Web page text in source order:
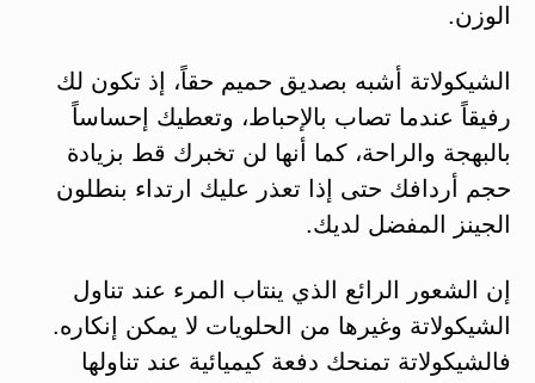
الوزن.
الشيكولاتة أشبه بصديق حميم حقاً، إذ تكون لك
رفيقاً عندما تصاب بالإحباط، وتعطيك إحساساً
بالبهجة والراحة، كما أنها لن تخبرك قط بزيادة
حجم أردافك حتى إذا تعذر عليك ارتداء بنطلون
الجينز المفضل لديك.
إن الشعور الرائع الذي ينتاب المرء عند تناول
الشيكولاتة وغيرها من الحلويات لا يمكن إنكاره.
فالشيكولاتة تمنحك دفعة كيميائية عند تناولها